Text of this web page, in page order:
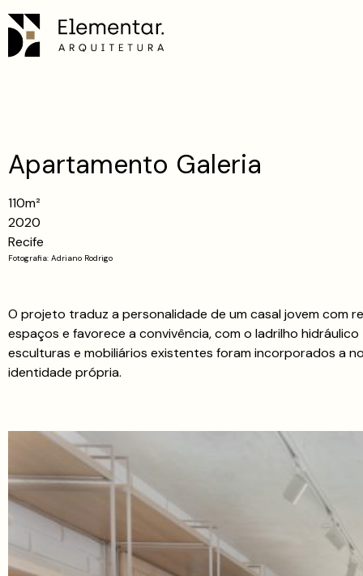
Apartamento Galeria
110m²
2020
Recife
Fotografia: Adriano Rodrigo
O projeto traduz a personalidade de um casal jovem com
espaços e favorece a convivência, com o ladrilho
esculturas e mobiliários existentes foram incorporados a
identidade própria.